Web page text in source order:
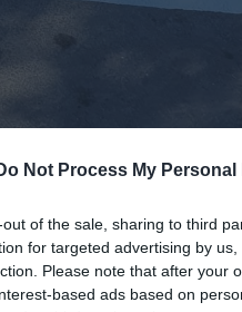
Not Process My
of the sale, sharing to third
for targeted advertising by
Please note that after your
based ads based on